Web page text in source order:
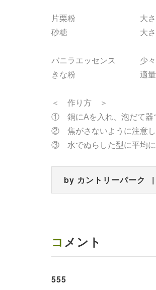
片栗粉 大さじ
砂糖 大さじ
バニラエッセンス 少々
きな粉 適量
＜ 作り方 ＞
① 鍋にAを入れ、泡だて器
② 焦がさないように注意し
③ 水でぬらした型に平均に
by カントリーパーク
コメント
555